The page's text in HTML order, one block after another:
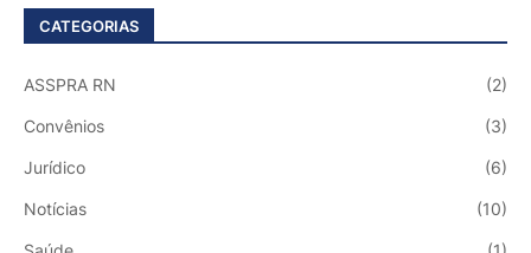
CATEGORIAS
ASSPRA RN (2)
Convênios (3)
Jurídico (6)
Notícias (10)